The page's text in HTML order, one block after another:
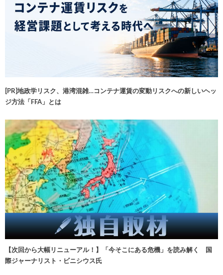
[PR]地政学リスク、港湾混雑…コンテナ運賃の変動リスクへの新しいヘッ
ジ方法「FFA」とは
【次回から大幅リニューアル！】「今そこにある危機」を読み解く 国
際ジャーナリスト・ビニシウス氏